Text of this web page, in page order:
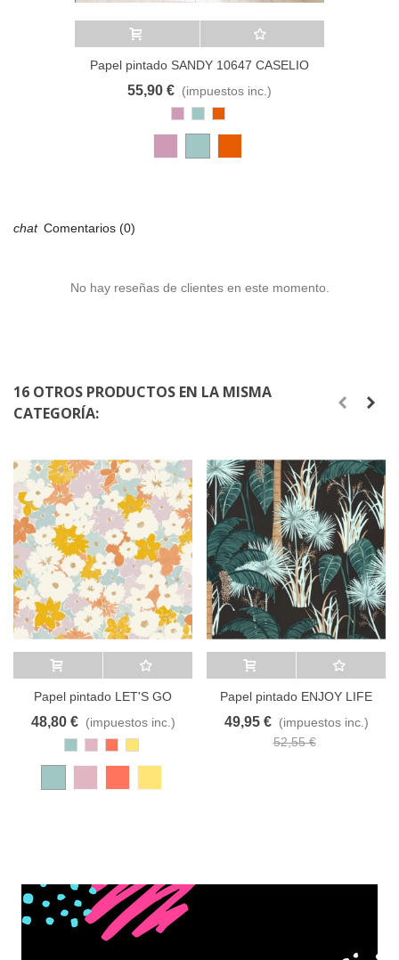
Añadir al carrito A lista de deseos
Papel pintado SANDY 10647 CASELIO
55,90 € (impuestos inc.)
Comentarios (0)
No hay reseñas de clientes en este momento.
16 OTROS PRODUCTOS EN LA MISMA
CATEGORÍA:
Añadir al carrito A lista de deseos
Papel pintado LET'S GO
GIRLS 10441 CASELIO
48,80 € (impuestos inc.)
Añadir al carrito A lista de deseos
Papel pintado ENJOY LIFE
103376077
49,95 € (impuestos inc.)
52,55 €